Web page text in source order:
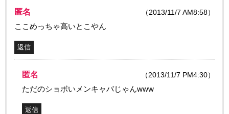
匿名 （2013/11/7 AM8:58）
ここめっちゃ高いとこやん
返信
匿名 （2013/11/7 PM4:30）
ただのショボいメンキャバじゃんwww
返信